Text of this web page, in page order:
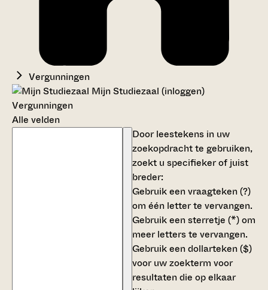
Vergunningen
Mijn Studiezaal (inloggen)
Vergunningen
Alle velden
Door leestekens in uw
zoekopdracht te gebruiken,
zoekt u specifieker of juist
breder:
Gebruik eenvraagteken (?)
om één letter te vervangen.
Gebruik eensterretje (*)om
meer letters te vervangen.
Gebruik eendollarteken ($)
voor uw zoekterm voor
resultaten die op elkaar